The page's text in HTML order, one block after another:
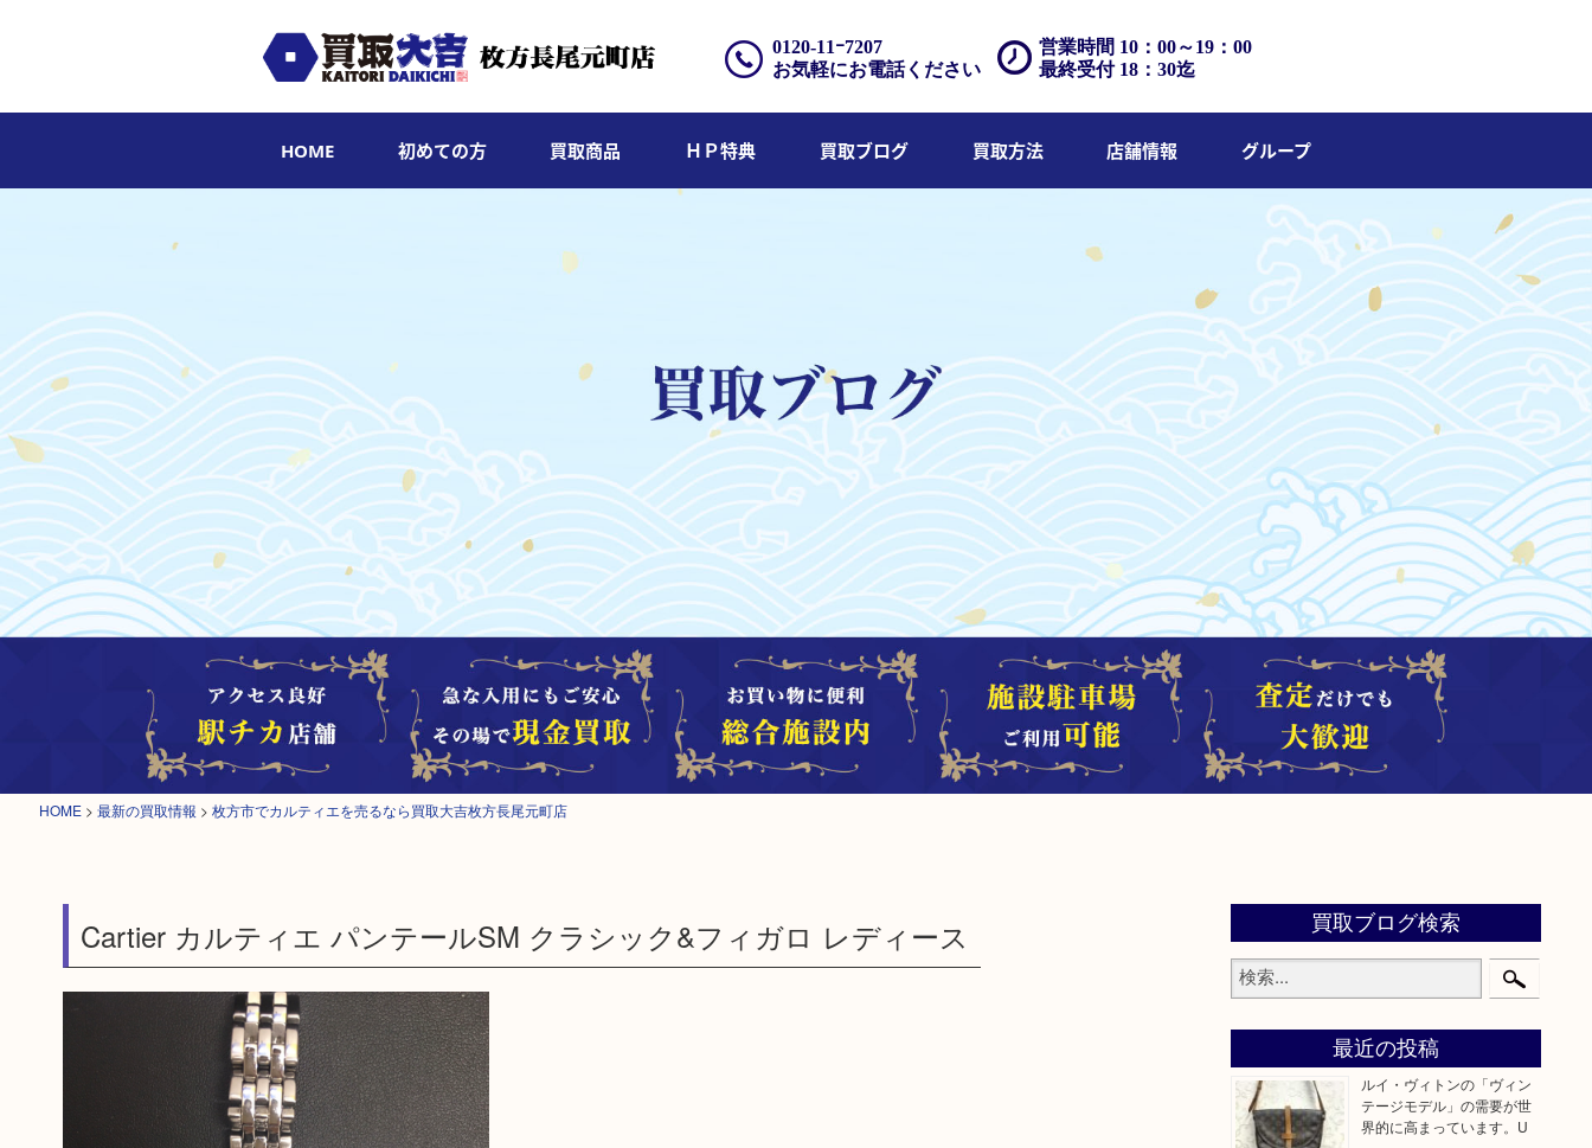
営業時間 10：00～19：00
最終受付 18：30迄
0120-11ｰ7207
お気軽にお電話ください
HOME 初めての方 買取商品 ＨＰ特典 買取ブログ 買取方法 店舗情報 グループ
HOME > 最新の買取情報 > 枚方市でカルティエを売るなら買取大吉枚方長尾元町店
Cartier カルティエ パンテールSM クラシック&フィガロ レディース 買取ブログ検索
最近の投稿
ルイ・ヴィトンの「ヴィン
テージモデル」の需要が世
界的に高まっています。U